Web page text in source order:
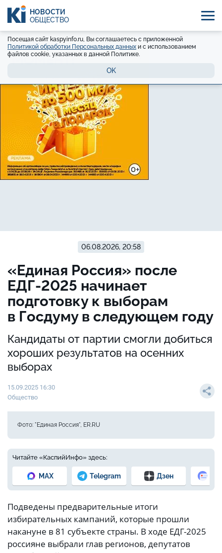
НОВОСТИ
ОБЩЕСТВО
Посещая сайт kaspyinfo.ru, Вы соглашаетесь с приложенной
Политикой обработки Персональных данных и с использованием
файлов cookie, указанных в данной Политике.
OK
06.08.2026, 20:58
«Единая Россия» после
ЕДГ-2025 начинает
подготовку к выборам
в Госдуму в следующем году
Кандидаты от партии смогли добиться
хороших результатов на осенних
выборах
15.09.2025 16:30
Общество
Фото: "Единая Россия", ER.RU
Читайте «КаспийИнфо» здесь:
MAX Telegram Дзен
Подведены предварительные итоги
избирательных кампаний, которые прошли
накануне в 81 субъекте страны. В ходе ЕДГ-2025
россияне выбрали глав регионов, депутатов